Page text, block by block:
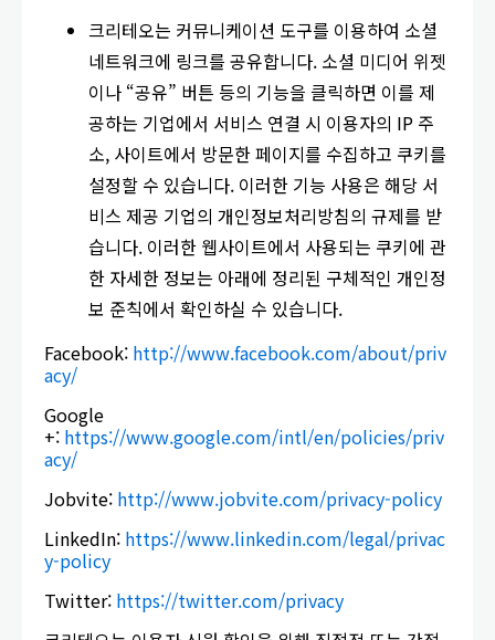
크리테오는 커뮤니케이션 도구를 이용하여 소셜
네트워크에 링크를 공유합니다. 소셜 미디어 위젯
이나 “공유” 버튼 등의 기능을 클릭하면 이를 제
공하는 기업에서 서비스 연결 시 이용자의 IP 주
소, 사이트에서 방문한 페이지를 수집하고 쿠키를
설정할 수 있습니다. 이러한 기능 사용은 해당 서
비스 제공 기업의 개인정보처리방침의 규제를 받
습니다. 이러한 웹사이트에서 사용되는 쿠키에 관
한 자세한 정보는 아래에 정리된 구체적인 개인정
보 준칙에서 확인하실 수 있습니다.
Facebook: http://www.facebook.com/about/priv
acy/
Google
+: https://www.google.com/intl/en/policies/priv
acy/
Jobvite: http://www.jobvite.com/privacy-policy
LinkedIn: https://www.linkedin.com/legal/privac
y-policy
Twitter: https://twitter.com/privacy